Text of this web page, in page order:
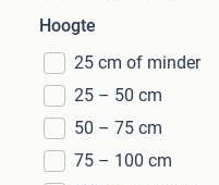
Hoogte
25 cm of minder
25 – 50 cm
50 – 75 cm
75 – 100 cm